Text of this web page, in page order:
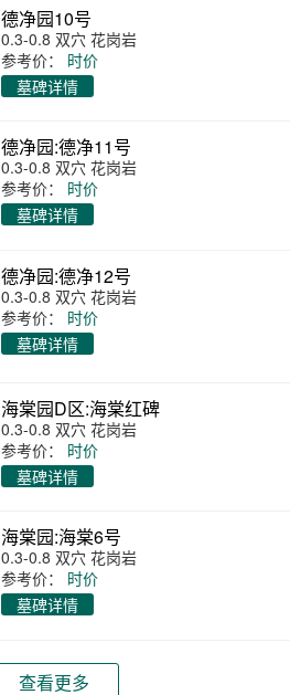
德净园10号
0.3-0.8 双穴 花岗岩
参考价：
时价
墓碑详情
德净园:德净11号
0.3-0.8 双穴 花岗岩
参考价：
时价
墓碑详情
德净园:德净12号
0.3-0.8 双穴 花岗岩
参考价：
时价
墓碑详情
海棠园D区:海棠红碑
0.3-0.8 双穴 花岗岩
参考价：
时价
墓碑详情
海棠园:海棠6号
0.3-0.8 双穴 花岗岩
参考价：
时价
墓碑详情
查看更多